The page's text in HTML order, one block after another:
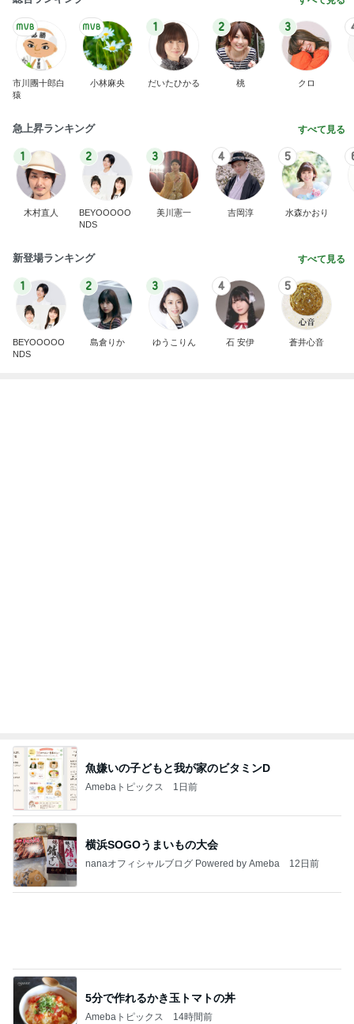
市川團十郎白
猿
小林麻央
1
だいたひかる
2
桃
3
クロ
急上昇ランキング すべて見る
1
木村直人
2
BEYOOOOO
NDS
3
美川憲一
4
吉岡淳
5
水森かおり
新登場ランキング すべて見る
1
BEYOOOOO
NDS
2
島倉りか
3
ゆうこりん
4
石 安伊
5
蒼井心音
魚嫌いの子どもと我が家のビタミンD
Amebaトピックス 1日前
横浜SOGOうまいもの大会
nanaオフィシャルブログ Powered by Ameba 12日前
5分で作れるかき玉トマトの丼
Amebaトピックス 14時間前